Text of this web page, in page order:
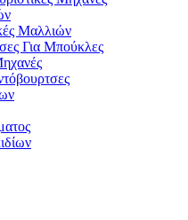
Μαλλιών
Για Μπούκλες